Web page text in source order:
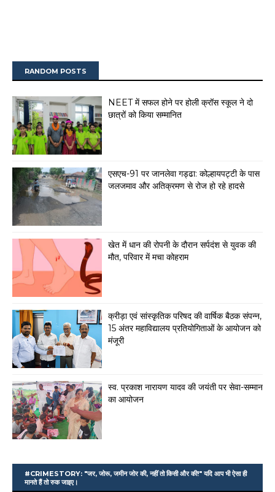
RANDOM POSTS
NEET में सफल होने पर होली क्रॉस स्कूल ने दो
छात्रों को किया सम्मानित
एसएच-91 पर जानलेवा गड्ढा: कोल्हायपट्टी के पास
जलजमाव और अतिक्रमण से रोज हो रहे हादसे
खेत में धान की रोपनी के दौरान सर्पदंश से युवक की
मौत, परिवार में मचा कोहराम
क्रीड़ा एवं सांस्कृतिक परिषद की वार्षिक बैठक संपन्न,
15 अंतर महाविद्यालय प्रतियोगिताओं के आयोजन को
मंजूरी
स्व. प्रकाश नारायण यादव की जयंती पर सेवा-सम्मान
का आयोजन
#CRIMESTORY: "जर, जोरू, जमीन जोर की, नहीं तो किसी और की!" यदि आप भी ऐसा ही
मानते हैं तो रुक जाइए।